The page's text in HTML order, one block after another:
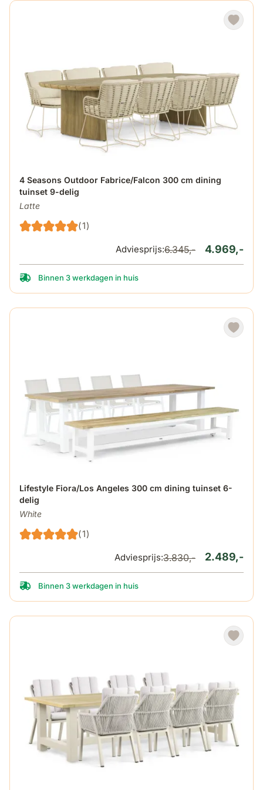
4 Seasons Outdoor Fabrice/Falcon 300 cm dining
tuinset 9-delig
Latte
(1)
De prijs is afhankelijk van de gekozen opties op de
4.969,-
Adviesprijs:6.345,-
Binnen 3 werkdagen in huis
Lifestyle Fiora/Los Angeles 300 cm dining tuinset 6-
delig
White
(1)
De prijs is afhankelijk van de gekozen opties op de
2.489,-
Adviesprijs:3.830,-
Binnen 3 werkdagen in huis